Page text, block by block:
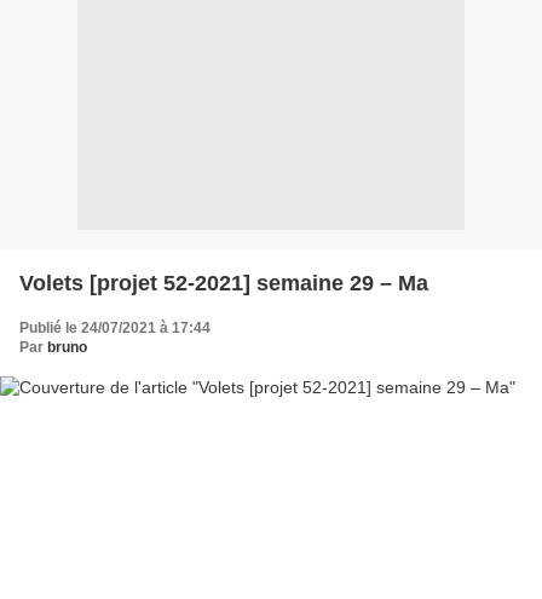
Volets [projet 52-2021] semaine 29 – Ma
Publié le 24/07/2021 à 17:44
Par bruno